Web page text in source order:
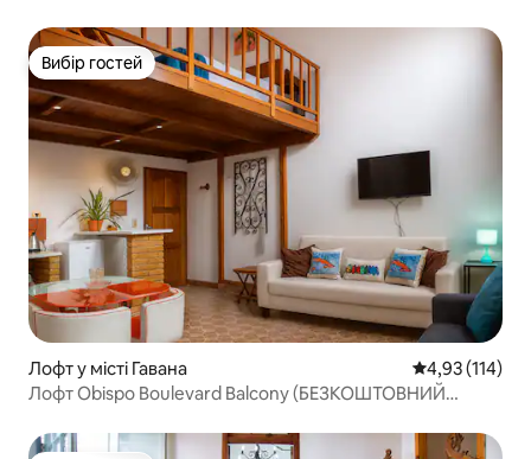
Вибір гостей
Вибір гостей
Лофт у місті Гавана Середня
4,93 (114)
Лофт Obispo Boulevard Balcony (БЕЗКОШТОВНИЙ